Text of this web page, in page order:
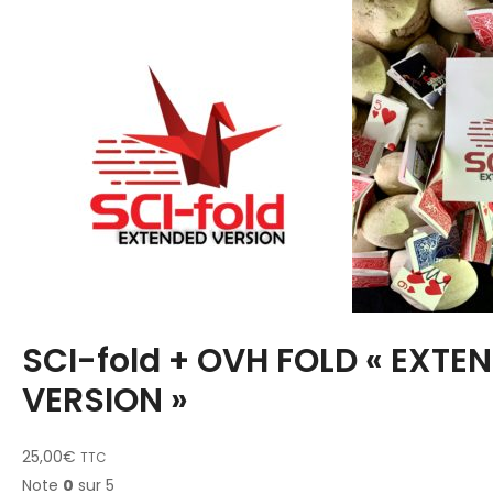
SCI-fold + OVH FOLD «
VERSION »
25,00€ TTC
Note 0 sur 5